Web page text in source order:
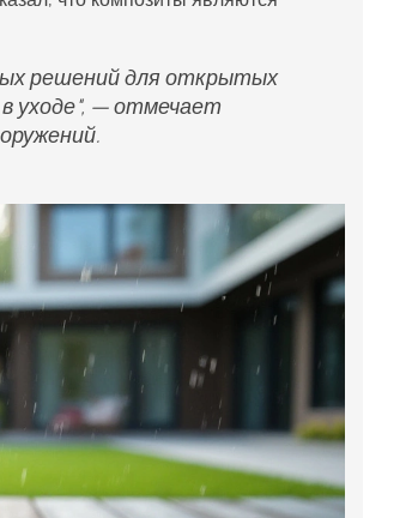
решений для открытых
уходе", — отмечает